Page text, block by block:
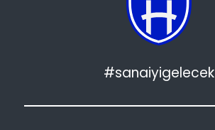
#sanaiyigelecek